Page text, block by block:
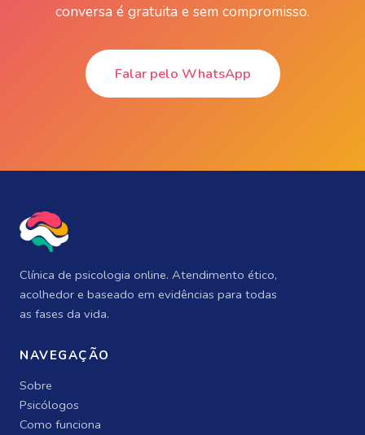
conversa é gratuita e sem compromisso.
Falar pelo WhatsApp
Clínica de psicologia online. Atendimento ético,
acolhedor e baseado em evidências para todas
as fases da vida.
NAVEGAÇÃO
Sobre
Psicólogos
Como funciona